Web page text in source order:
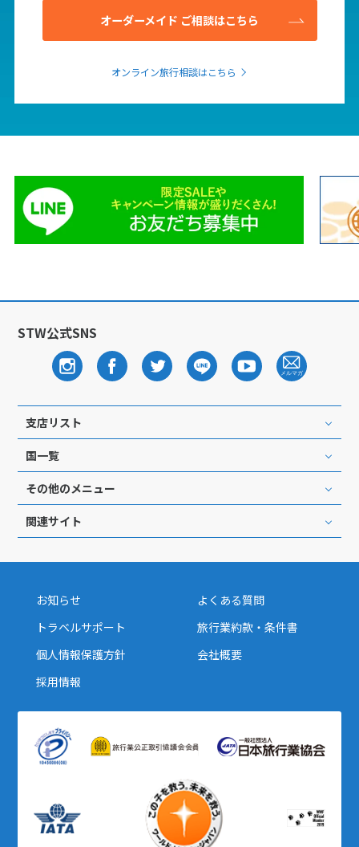
オーダーメイド ご相談はこちら
オンライン旅行相談はこちら
STW公式SNS
支店リスト
国一覧
その他のメニュー
関連サイト
お知らせ
よくある質問
トラベルサポート
旅行業約款・条件書
個人情報保護方針
会社概要
採用情報